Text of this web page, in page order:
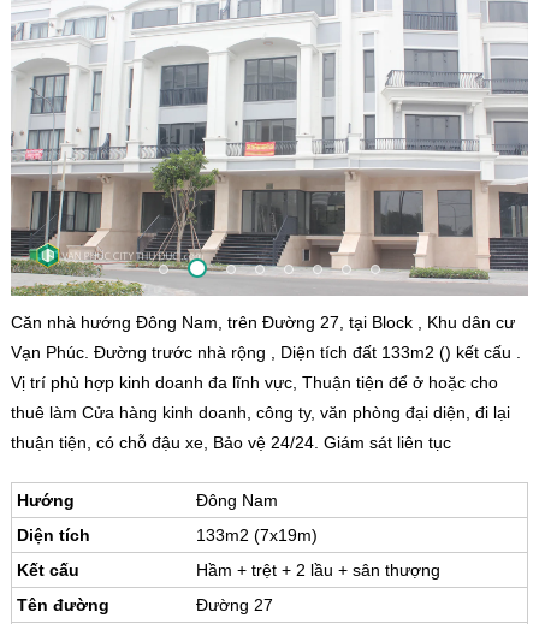
Căn nhà hướng Đông Nam, trên Đường 27, tại Block , Khu dân cư
Vạn Phúc. Đường trước nhà rộng , Diện tích đất 133m2 () kết cấu .
Vị trí phù hợp kinh doanh đa lĩnh vực, Thuận tiện để ở hoặc cho
thuê làm Cửa hàng kinh doanh, công ty, văn phòng đại diện, đi lại
thuận tiện, có chỗ đậu xe, Bảo vệ 24/24. Giám sát liên tục
Hướng
Đông Nam
Diện tích
133m2 (7x19m)
Kết cấu
Hầm + trệt + 2 lầu + sân thượng
Tên đường
Đường 27